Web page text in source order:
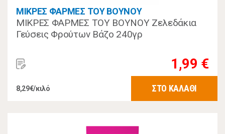
ΜΙΚΡΕΣ ΦΑΡΜΕΣ ΤΟΥ ΒΟΥΝΟΥ
ΜΙΚΡΕΣ ΦΑΡΜΕΣ ΤΟΥ ΒΟΥΝΟΥ Ζελεδάκια
Γεύσεις Φρούτων Βάζο 240γρ
1,99 €
8,29€/κιλό ΣΤΟ ΚΑΛΑΘΙ